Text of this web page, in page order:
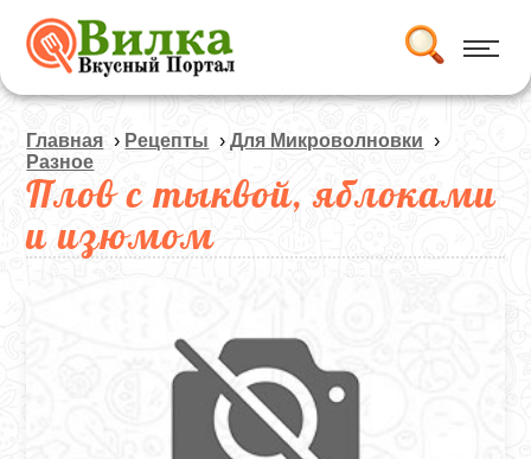
Главная › Рецепты ›Для Микроволновки ›
Разное
Плов с тыквой, яблоками
и изюмом